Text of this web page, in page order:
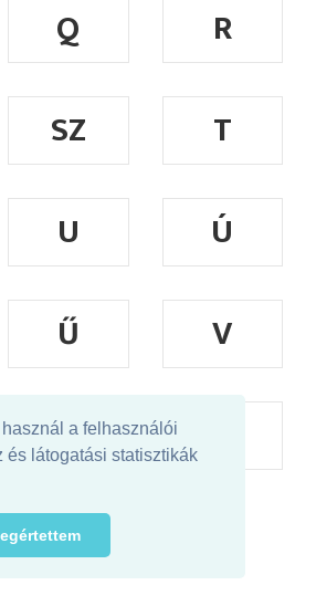
a felhasználói
és látogatási statisztikák
Q
R
SZ
T
U
Ú
Ű
V
X
ZS